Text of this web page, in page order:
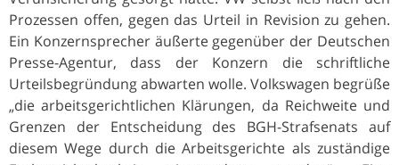
Prozessen offen, gegen das Urteil in Revision zu gehen.
Ein Konzernsprecher äußerte gegenüber der Deutschen
Presse-Agentur, dass der Konzern die schriftliche
Urteilsbegründung abwarten wolle. Volkswagen begrüße
„die arbeitsgerichtlichen Klärungen, da Reichweite und
Grenzen der Entscheidung des BGH-Strafsenats auf
diesem Wege durch die Arbeitsgerichte als zuständige